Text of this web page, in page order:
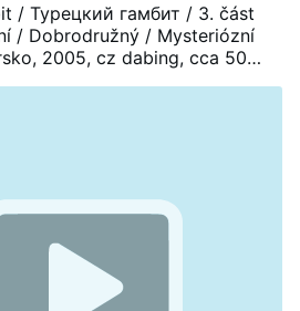
/ Турецкий гамбит / 3. část
/ Dobrodružný / Mysteriózní
2005, cz dabing, cca 50